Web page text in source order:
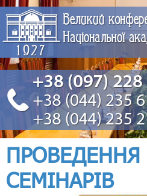
СЕМІНАРІВ